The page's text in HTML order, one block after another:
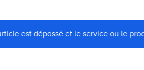
est dépassé et le service ou le